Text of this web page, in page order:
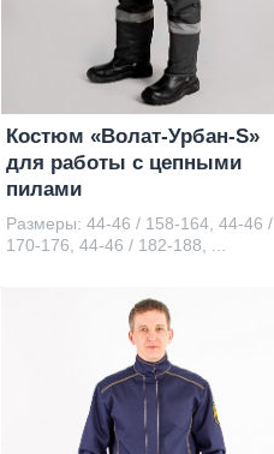
Костюм «Волат-Урбан-S»
для работы с цепными
пилами
Размеры: 44-46 / 158-164, 44-46 /
170-176, 44-46 / 182-188, ...